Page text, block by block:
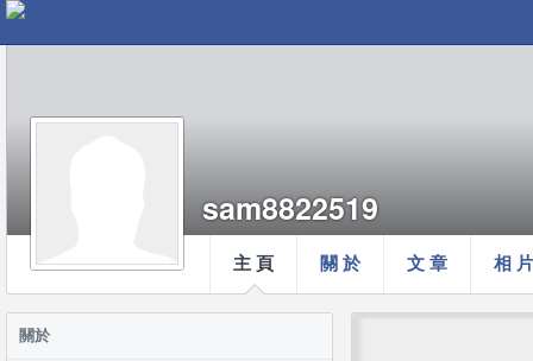
主 頁 關 於 文 章 相 片
sam8822519
關於